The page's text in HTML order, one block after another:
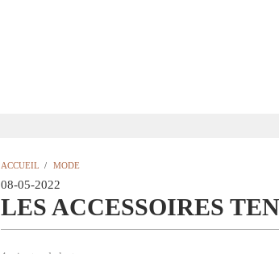
ACCUEIL / MODE
08-05-2022
LES ACCESSOIRES